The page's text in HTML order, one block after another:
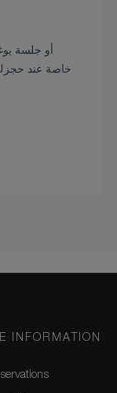
خاصة عند حجزك
INFORMATION